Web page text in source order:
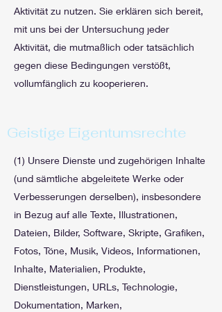
Aktivität zu nutzen. Sie erklären sich bereit,
mit uns bei der Untersuchung jeder
Aktivität, die mutmaßlich oder tatsächlich
gegen diese Bedingungen verstößt,
vollumfänglich zu kooperieren.
Geistige Eigentumsrechte
(1) Unsere Dienste und zugehörigen Inhalte
(und sämtliche abgeleitete Werke oder
Verbesserungen derselben), insbesondere
in Bezug auf alle Texte, Illustrationen,
Dateien, Bilder, Software, Skripte, Grafiken,
Fotos, Töne, Musik, Videos, Informationen,
Inhalte, Materialien, Produkte,
Dienstleistungen, URLs, Technologie,
Dokumentation, Marken,